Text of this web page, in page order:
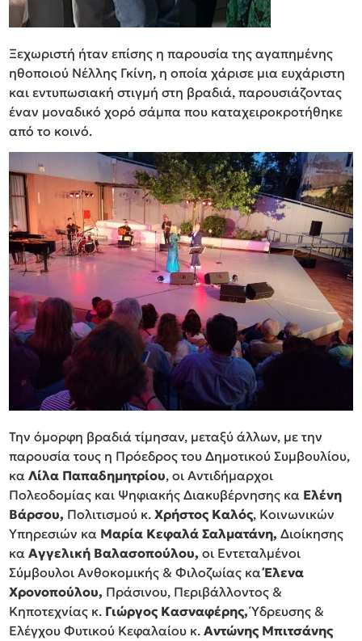
Ξεχωριστή ήταν επίσης η παρουσία της αγαπημένης
ηθοποιού Νέλλης Γκίνη, η οποία χάρισε μια ευχάριστη
και εντυπωσιακή στιγμή στη βραδιά, παρουσιάζοντας
έναν μοναδικό χορό σάμπα που καταχειροκροτήθηκε
από το κοινό.
Την όμορφη βραδιά τίμησαν, μεταξύ άλλων, με την
παρουσία τους η Πρόεδρος του Δημοτικού Συμβουλίου,
καΛίλα Παπαδημητρίου, οι Αντιδήμαρχοι
Πολεοδομίας και Ψηφιακής Διακυβέρνησης κα Ελένη
Βάρσου, Πολιτισμού κ.Χρήστος Καλός, Κοινωνικών
Υπηρεσιών κα Μαρία Κεφαλά Σαλματάνη, Διοίκησης
καΑγγελική Βαλασοπούλου, οι Εντεταλμένοι
Σύμβουλοι Ανθοκομικής & Φιλοζωίας καΈλενα
Χρονοπούλου, Πράσινου, Περιβάλλοντος &
Κηποτεχνίας κ. Γιώργος Κασναφέρης,Ύδρευσης &
Ελέγχου Φυτικού Κεφαλαίου κ.Αντώνης Μπιτσάνης